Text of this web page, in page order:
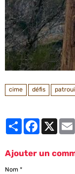
cime défis
PartagerFacebook
Ajouter un
Nom